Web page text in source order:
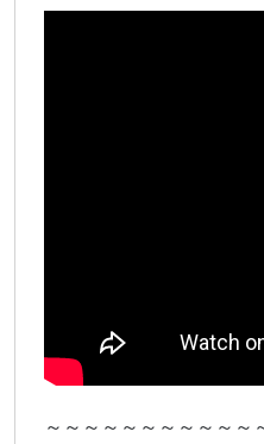
～～～～～～～～～～～